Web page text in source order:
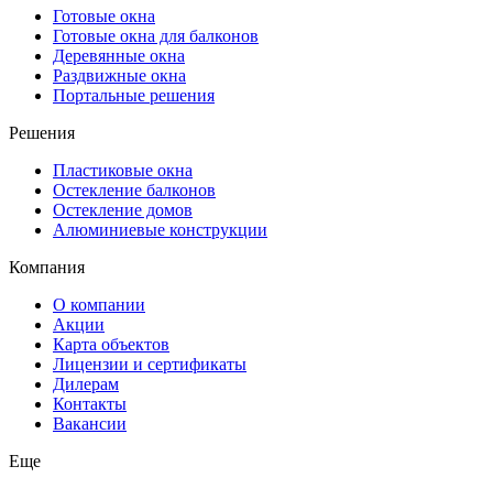
Готовые окна
Готовые окна для балконов
Деревянные окна
Раздвижные окна
Портальные решения
Решения
Пластиковые окна
Остекление балконов
Остекление домов
Алюминиевые конструкции
Компания
О компании
Акции
Карта объектов
Лицензии и сертификаты
Дилерам
Контакты
Вакансии
Еще